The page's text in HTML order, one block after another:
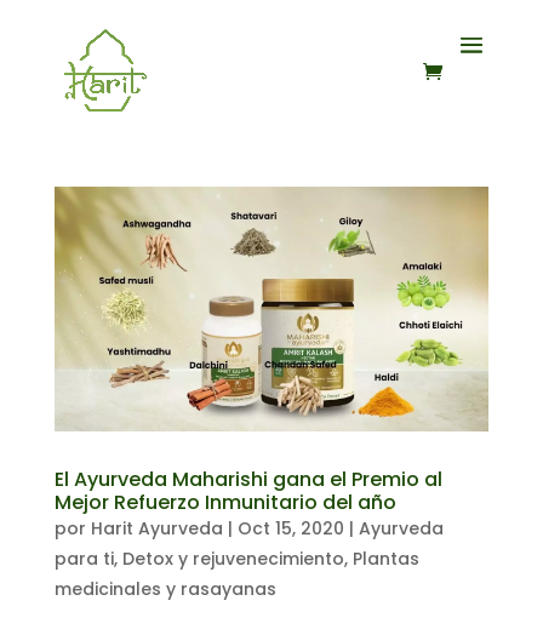
El Ayurveda Maharishi gana el Premio al
Mejor Refuerzo Inmunitario del año
por Harit Ayurveda | Oct 15, 2020 | Ayurveda
para ti, Detox y rejuvenecimiento, Plantas
medicinales y rasayanas